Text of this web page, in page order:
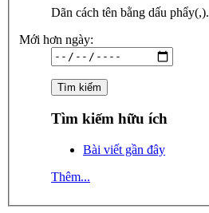
Dãn cách tên bằng dấu phẩy(,).
Mới hơn ngày:
Tìm kiếm hữu ích
Bài viết gần đây
Thêm...